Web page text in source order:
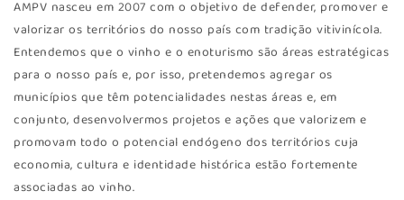
AMPV nasceu em 2007 com o objetivo de defender, promover e
valorizar os territórios do nosso país com tradição vitivinícola.
Entendemos que o vinho e o enoturismo são áreas estratégicas
para o nosso país e, por isso, pretendemos agregar os
municípios que têm potencialidades nestas áreas e, em
conjunto, desenvolvermos projetos e ações que valorizem e
promovam todo o potencial endógeno dos territórios cuja
economia, cultura e identidade histórica estão fortemente
associadas ao vinho.